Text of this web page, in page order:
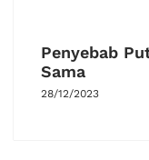
Penyebab
Sama
28/12/2023